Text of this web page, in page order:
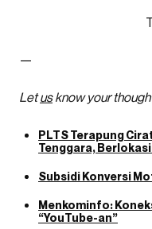
—
Letusknow your
PLTS Terapung
Tenggara,
Subsidi Konversi
Menkominfo:
“YouTube-an”